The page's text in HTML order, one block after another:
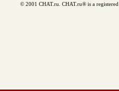
© 2001 CHAT.ru. CHAT.ru® is a